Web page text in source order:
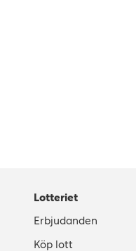
Lotteriet
Erbjudanden
Köp lott